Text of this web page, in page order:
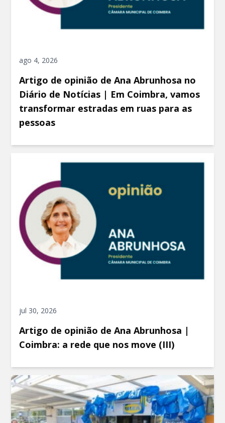
ago 4, 2026
Artigo de opinião de Ana Abrunhosa no
Diário de Notícias | Em Coimbra, vamos
transformar estradas em ruas para as
pessoas
jul 30, 2026
Artigo de opinião de Ana Abrunhosa |
Coimbra: a rede que nos move (III)